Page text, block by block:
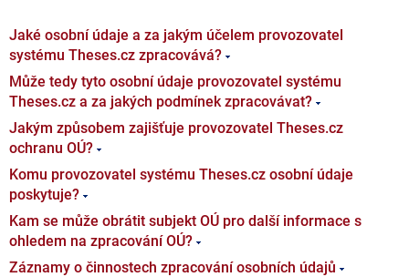
Jaké osobní údaje a za jakým účelem provozovatel
systému Theses.cz zpracovává?
Může tedy tyto osobní údaje provozovatel systému
Theses.cz a za jakých podmínek zpracovávat?
Jakým způsobem zajišťuje provozovatel Theses.cz
ochranu OÚ?
Komu provozovatel systému Theses.cz osobní údaje
poskytuje?
Kam se může obrátit subjekt OÚ pro další informace s
ohledem na zpracování OÚ?
Záznamy o činnostech zpracování osobních údajů